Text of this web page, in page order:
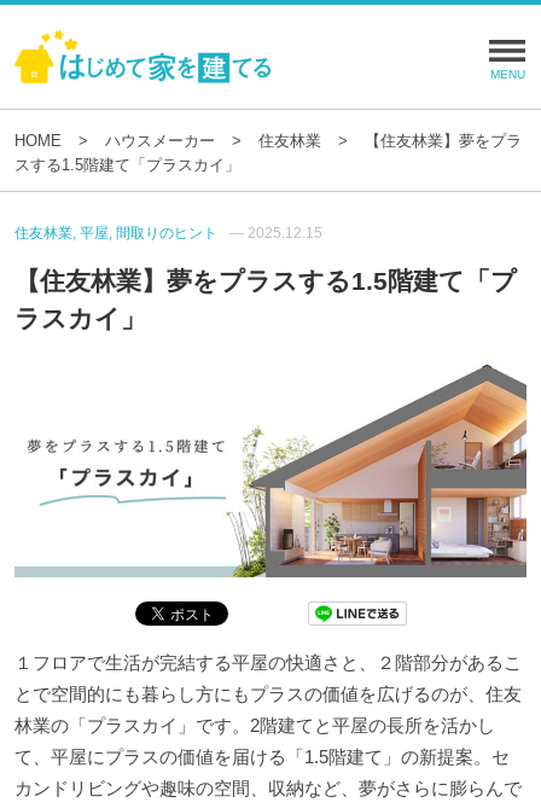
HOME ハウスメーカー 住友林業
【住友林業】夢をプラ
スする1.5階建て「プラスカイ」
住友林業, 平屋, 間取りのヒント — 2025.12.15
【住友林業】夢をプラスする1.5階建て「プ
ラスカイ」
１フロアで生活が完結する平屋の快適さと、２階部分があるこ
とで空間的にも暮らし方にもプラスの価値を広げるのが、住友
林業の「プラスカイ」です。2階建てと平屋の長所を活かし
て、平屋にプラスの価値を届ける「1.5階建て」の新提案。セ
カンドリビングや趣味の空間、収納など、夢がさらに膨らんで